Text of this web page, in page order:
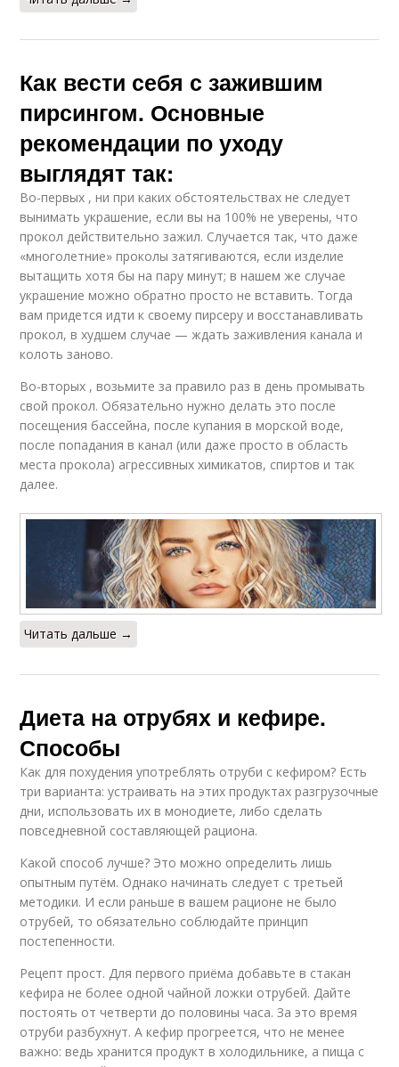
Как вести себя с зажившим
пирсингом. Основные
рекомендации по уходу
выглядят так:
Во-первых , ни при каких обстоятельствах не следует
вынимать украшение, если вы на 100% не уверены, что
прокол действительно зажил. Случается так, что даже
«многолетние» проколы затягиваются, если изделие
вытащить хотя бы на пару минут; в нашем же случае
украшение можно обратно просто не вставить. Тогда
вам придется идти к своему пирсеру и восстанавливать
прокол, в худшем случае — ждать заживления канала и
колоть заново.
Во-вторых , возьмите за правило раз в день промывать
свой прокол. Обязательно нужно делать это после
посещения бассейна, после купания в морской воде,
после попадания в канал (или даже просто в область
места прокола) агрессивных химикатов, спиртов и так
далее.
Читать дальше →
Диета на отрубях и кефире.
Способы
Как для похудения употреблять отруби с кефиром? Есть
три варианта: устраивать на этих продуктах разгрузочные
дни, использовать их в монодиете, либо сделать
повседневной составляющей рациона.
Какой способ лучше? Это можно определить лишь
опытным путём. Однако начинать следует с третьей
методики. И если раньше в вашем рационе не было
отрубей, то обязательно соблюдайте принцип
постепенности.
Рецепт прост. Для первого приёма добавьте в стакан
кефира не более одной чайной ложки отрубей. Дайте
постоять от четверти до половины часа. За это время
отруби разбухнут. А кефир прогреется, что не менее
важно: ведь хранится продукт в холодильнике, а пища с